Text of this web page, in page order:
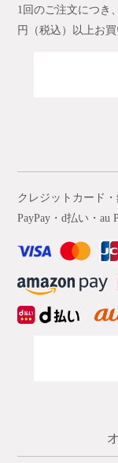
1回のご注文につき
円（税込）以上お
クレジットカード・
PayPay・d払い・au